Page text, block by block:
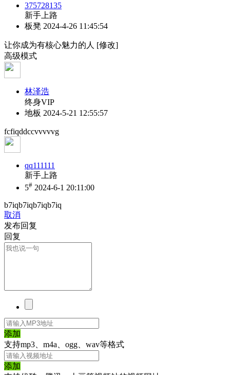
375728135
新手上路
板凳 2024-4-26 11:45:54
让你成为有核心魅力的人 [修改]
高级模式
林泽浩
终身VIP
地板 2024-5-21 12:55:57
fcfiqddccvvvvvg
qq111111
新手上路
5# 2024-6-1 20:11:00
b7iqb7iqb7iqb7iq
取消
发布回复
回复
添加
支持mp3、m4a、ogg、wav等格式
添加